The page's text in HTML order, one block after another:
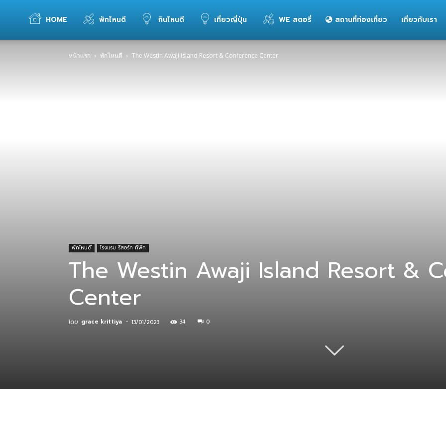
WELOVETOGO
HOME พักไหนดี กินไหนดี เที่ยวญี่ปุ่น WE สตอรี่ สถานที่ท่องเที่ยว เกี่ยวกับเรา
หน้าแรก พักไหนดี The Westin Awaji Island Resort & Conference Center
พักไหนดี โรงแรม รีสอร์ท ที่พัก
The Westin Awaji Island Resort &
Center
โดย grace krittiya - 13/01/2023 34 0